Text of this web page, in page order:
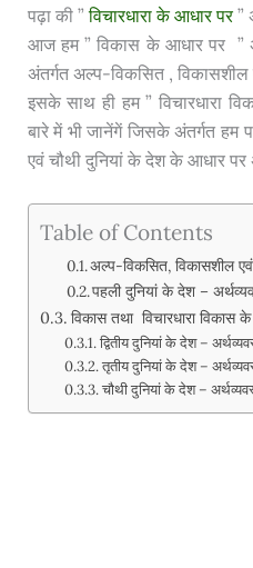
पढ़ा की ”विचारधारा के आधार पर”
आज हम ”विकास के आधार पर ”
अंतर्गत अल्प-विकसित , विकासशील
इसके साथ ही हम ” विचारधारा
बारे में भी जानेंगें जिसके अंतर्गत हम
एवं चौथी दुनियां के देश के आधार पर
Table of Contents
अल्प-विकसित, विकासशील
पहली दुनियां के देश –
विकास तथा विचारधारा विकास
द्वितीय दुनियां के देश –
तृतीय दुनियां के देश –
चौथी दुनियां के देश –